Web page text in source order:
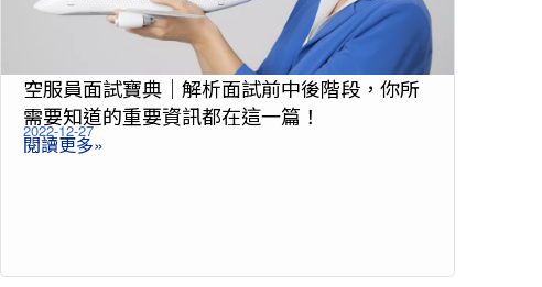
空服員面試寶典│解析面試前中後階段，你所
需要知道的重要資訊都在這一篇！
2022-12-27
閱讀更多»